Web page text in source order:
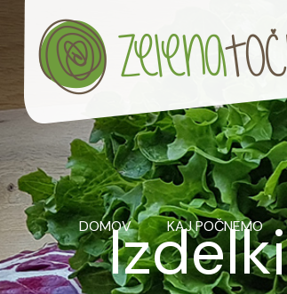
DOMOV KAJ POČNEMO
Izdelki